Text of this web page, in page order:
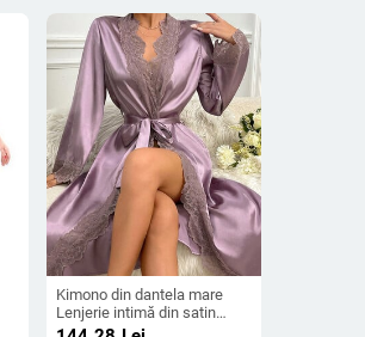
Kimono din dantela mare
Lenjerie intimă din satin
Robe de noapte Cămașă